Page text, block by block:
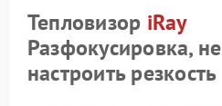
Тепловизор iRay
Разфокусировка,
настроить резкость